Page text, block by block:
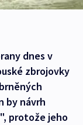
dnes v
zbrojovky
by návrh
protože jeho